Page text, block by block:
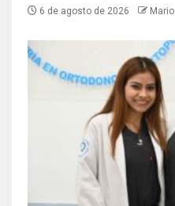
6 de agosto de 2026 Mario